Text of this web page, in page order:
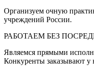
Организуем очную
учреждений России.
РАБОТАЕМ БЕЗ
Являемся прямыми
Конкуренты заказывают у